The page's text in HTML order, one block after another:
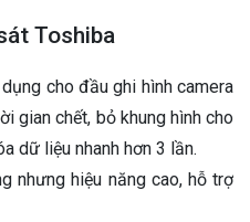
Toshiba
cho đầu ghi hình camera
gian chết, bỏ khung hình cho
dữ liệu nhanh hơn 3 lần.
nhưng hiệu năng cao, hỗ trợ